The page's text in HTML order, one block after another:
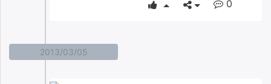
0
2013/03/05